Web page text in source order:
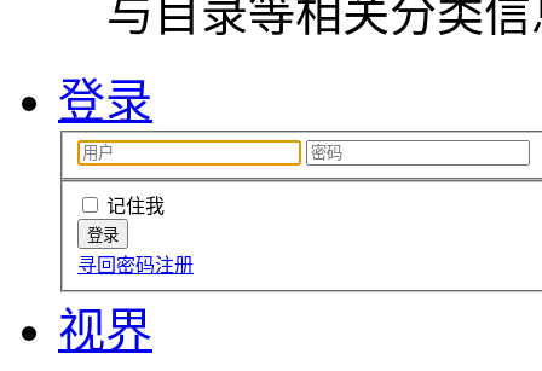
与目录等相关分类
登录
记住我
寻回密码注册
视界